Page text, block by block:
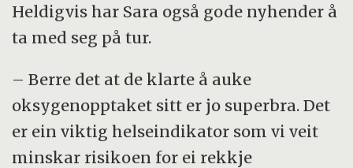
Heldigvis har Sara også gode nyhender å
ta med seg på tur.
– Berre det at de klarte å auke
oksygenopptaket sitt er jo superbra. Det
er ein viktig helseindikator som vi veit
minskar risikoen for ei rekkje